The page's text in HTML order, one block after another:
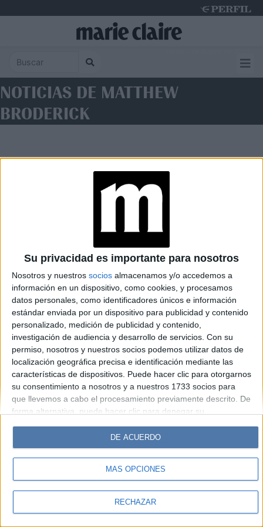
Su privacidad es importante para nosotros
Nosotros y nuestros socios almacenamos y/o accedemos a
información en un dispositivo, como cookies, y procesamos
datos personales, como identificadores únicos e información
estándar enviada por un dispositivo para publicidad y contenido
personalizado, medición de publicidad y contenido,
investigación de audiencia y desarrollo de servicios. Con su
permiso, nosotros y nuestros socios podemos utilizar datos de
localización geográfica precisa e identificación mediante las
características de dispositivos. Puede hacer clic para otorgarnos
su consentimiento a nosotros y a nuestros 1733 socios para
que llevemos a cabo el procesamiento previamente descrito. De
forma alternativa, puede hacer clic para denegar su
cambiar sus preferencias antes de otorgar su consentimiento.
Tenga en cuenta que algún procesamiento de sus datos
personales puede no requerir de su consentimiento, pero usted
tiene el derecho de rechazar tal procesamiento. Sus
sus preferencias o retirar su consentimiento en cualquier
MÁS OPCIONES
RECHAZAR
DE ACUERDO
NOTICIAS DE MATTHEW
BRODERICK
Caras Noticias
Hombre
Parabrisas
Look
Luz Mía Lunateen Break BATimes
© Perfil.com 2006-2019 - Todos los derechos reservados
Registro de Propiedad Intelectual: Nro. 5346433